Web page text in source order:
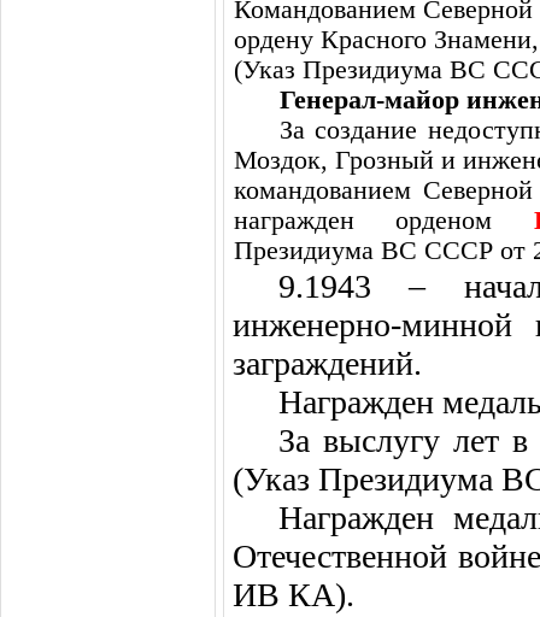
Командованием
ордену Красного
(Указ Президиума ВС
Генерал-майор
За создание
Моздок, Грозный и
командованием
награжден орденом
Президиума ВС СССР от
9.1943 –
инженерно-
заграждений.
Награжден
За выслугу лет
(Указ Президиума
Награжден
Отечественной
ИВ КА).